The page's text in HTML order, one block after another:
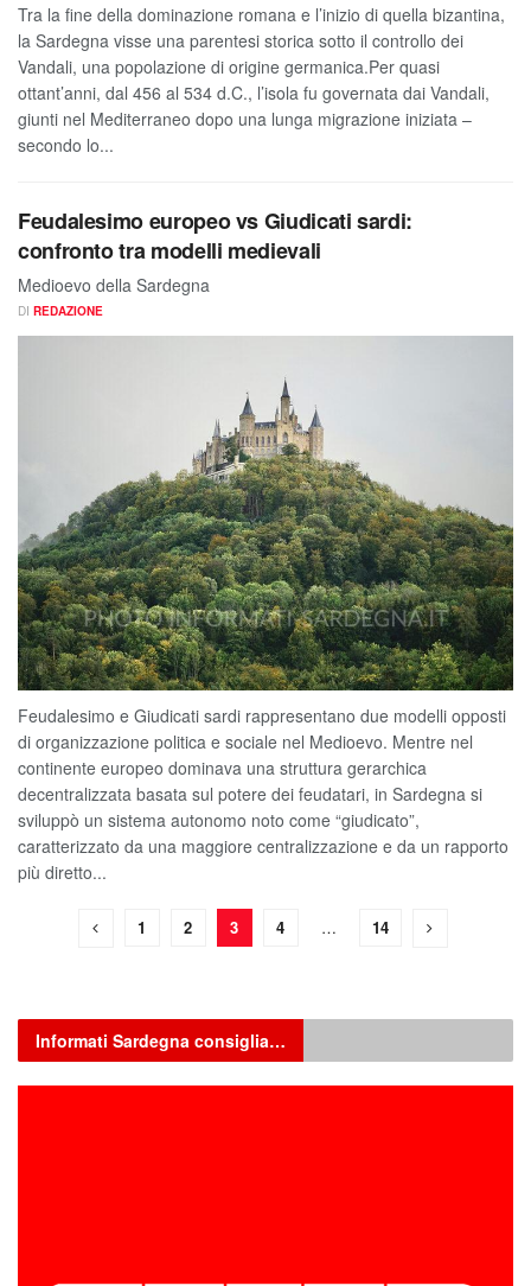
Tra la fine della dominazione romana e l’inizio di quella bizantina,
la Sardegna visse una parentesi storica sotto il controllo dei
Vandali, una popolazione di origine germanica.Per quasi
ottant’anni, dal 456 al 534 d.C., l’isola fu governata dai Vandali,
giunti nel Mediterraneo dopo una lunga migrazione iniziata –
secondo lo...
Feudalesimo europeo vs Giudicati sardi:
confronto tra modelli medievali
Medioevo della Sardegna
DI REDAZIONE
Feudalesimo e Giudicati sardi rappresentano due modelli opposti
di organizzazione politica e sociale nel Medioevo. Mentre nel
continente europeo dominava una struttura gerarchica
decentralizzata basata sul potere dei feudatari, in Sardegna si
sviluppò un sistema autonomo noto come “giudicato”,
caratterizzato da una maggiore centralizzazione e da un rapporto
più diretto...
1 2 3 4 … 14
Informati Sardegna consiglia…